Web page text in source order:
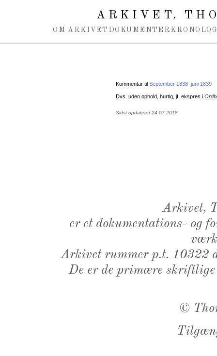
ARKIVET,
OM ARKIVET DOKUMENTER
Kommentar til September 1838–juni 1839
Dvs. uden ophold, hurtig, jf. ekspres i
Sidst opdateret 24.07.2018
Arkivet,
er et dokumentations- og
Arkivet rummer p.t. 10322
De er de primære
©